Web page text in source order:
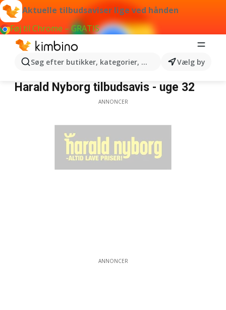
Aktuelle tilbudsaviser lige ved hånden
Føj til Chrome – GRATIS
Søg efter butikker, kategorier, produkter...Vælg by
Harald Nyborg
Harald Nyborg tilbudsavis - uge 32
ANNONCER
ANNONCER